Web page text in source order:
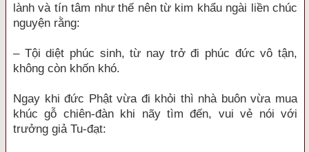
lành và tín tâm như thế nên từ kim khẩu ngài liền chúc
nguyện rằng:
– Tội diệt phúc sinh, từ nay trở đi phúc đức vô tận,
không còn khốn khó.
Ngay khi đức Phật vừa đi khỏi thì nhà buôn vừa mua
khúc gỗ chiên-đàn khi nãy tìm đến, vui vẻ nói với
trưởng giả Tu-đạt: